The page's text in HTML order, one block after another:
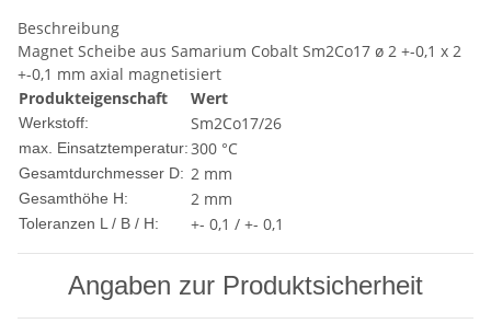
Beschreibung
Magnet Scheibe aus Samarium Cobalt Sm2Co17 ø 2 +-0,1 x 2
+-0,1 mm axial magnetisiert
Produkteigenschaft
Wert
Werkstoff: Sm2Co17/26
max. Einsatztemperatur:300 °C
Gesamtdurchmesser D: 2 mm
Gesamthöhe H: 2 mm
Toleranzen L / B / H: +- 0,1 / +- 0,1
Angaben zur Produktsicherheit